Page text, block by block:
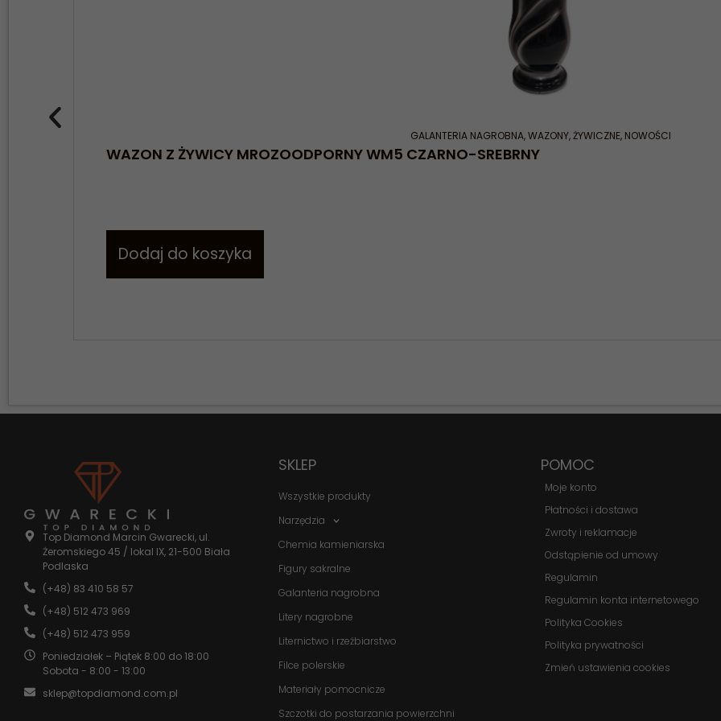
GALANTERIA NAGROBNA,WAZONY,ŻYWICZNE, NOWOŚCI
WAZON Z ŻYWICY MROZOODPORNY WM5 CZARNO-SREBRNY
Dodaj do koszyka
Top Diamond Marcin Gwarecki, ul.
Żeromskiego 45 / lokal IX, 21-500 Biała
Podlaska
(+48) 83 410 58 57
(+48) 512 473 969
(+48) 512 473 959
Poniedziałek – Piątek 8:00 do 18:00
Sobota - 8:00 - 13:00
sklep@topdiamond.com.pl
SKLEP
Wszystkie produkty
Narzędzia
Chemia kamieniarska
Figury sakralne
Galanteria nagrobna
Litery nagrobne
Liternictwo i rzeźbiarstwo
Filce polerskie
Materiały pomocnicze
Szczotki do postarzania powierzchni
POMOC
Moje konto
Płatności i dostawa
Zwroty i reklamacje
Odstąpienie od umowy
Regulamin
Regulamin konta internetowego
Polityka Cookies
Polityka prywatności
Zmień ustawienia cookies
Abyśmy mogli
poprawić
i strukturę
strony
internetowej,
na podstawie
tego, jak
strona jest
używana.
Doświadczenie